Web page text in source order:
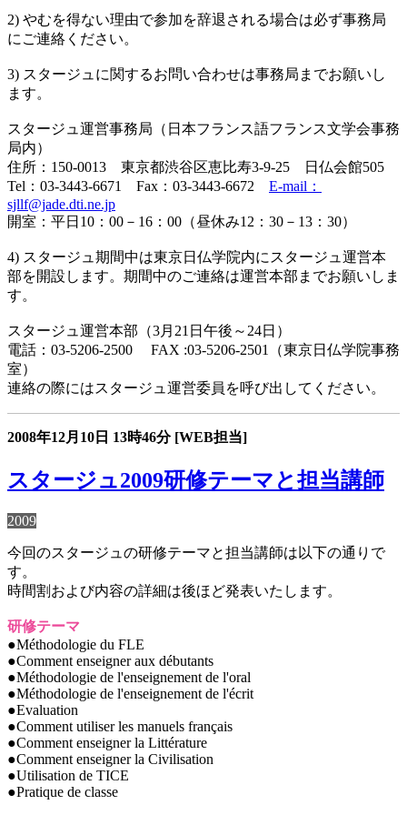
2) やむを得ない理由で参加を辞退される場合は必ず事務局
にご連絡ください。
3) スタージュに関するお問い合わせは事務局までお願いし
ます。
スタージュ運営事務局（日本フランス語フランス文学会事務
局内）
住所：150-0013 東京都渋谷区恵比寿3-9-25 日仏会館505
Tel：03-3443-6671 Fax：03-3443-6672 E-mail：
sjllf@jade.dti.ne.jp
開室：平日10：00－16：00（昼休み12：30－13：30）
4) スタージュ期間中は東京日仏学院内にスタージュ運営本
部を開設します。期間中のご連絡は運営本部までお願いしま
す。
スタージュ運営本部（3月21日午後～24日）
電話：03-5206-2500 FAX :03-5206-2501（東京日仏学院事務
室）
連絡の際にはスタージュ運営委員を呼び出してください。
2008年12月10日 13時46分 [WEB担当]
スタージュ2009研修テーマと担当講師
2009
今回のスタージュの研修テーマと担当講師は以下の通りで
す。
時間割および内容の詳細は後ほど発表いたします。
研修テーマ
●Méthodologie du FLE
●Comment enseigner aux débutants
●Méthodologie de l'enseignement de l'oral
●Méthodologie de l'enseignement de l'écrit
●Evaluation
●Comment utiliser les manuels français
●Comment enseigner la Littérature
●Comment enseigner la Civilisation
●Utilisation de TICE
●Pratique de classe